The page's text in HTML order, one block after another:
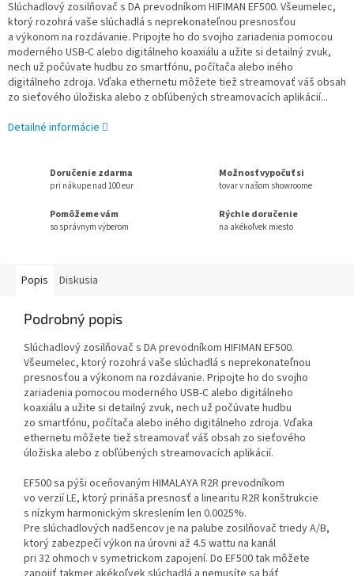
Slúchadlový zosilňovač s DA prevodníkom HIFIMAN EF500. Všeumelec,
ktorý rozohrá vaše slúchadlá s neprekonateľnou presnosťou
a výkonom na rozdávanie. Pripojte ho do svojho zariadenia pomocou
moderného USB-C alebo digitálneho koaxiálu a užite si detailný zvuk,
nech už počúvate hudbu zo smartfónu, počítača alebo iného
digitálneho zdroja. Vďaka ethernetu môžete tiež streamovať váš obsah
zo sieťového úložiska alebo z obľúbených streamovacích aplikácií...
Detailné informácie
Doručenie zdarma
pri nákupe nad 100 eur
Možnosť vypočuť si
tovar v našom showroome
Pomôžeme vám
so správnym výberom
Rýchle doručenie
na akékoľvek miesto
Popis Diskusia
Podrobný popis
Slúchadlový zosilňovač s DA prevodníkom HIFIMAN EF500.
Všeumelec, ktorý rozohrá vaše slúchadlá s neprekonateľnou
presnosťou a výkonom na rozdávanie. Pripojte ho do svojho
zariadenia pomocou moderného USB-C alebo digitálneho
koaxiálu a užite si detailný zvuk, nech už počúvate hudbu
zo smartfónu, počítača alebo iného digitálneho zdroja. Vďaka
ethernetu môžete tiež streamovať váš obsah zo sieťového
úložiska alebo z obľúbených streamovacích aplikácií.
EF500 sa pýši oceňovaným HIMALAYA R2R prevodníkom
vo verzií LE, ktorý prináša presnosť a linearitu R2R konštrukcie
s nízkym harmonickým skreslením len 0.0025%.
Pre slúchadlových nadšencov je na palube zosilňovač triedy A/B,
ktorý zabezpečí výkon na úrovni až 4.5 wattu na kanál
pri 32 ohmoch v symetrickom zapojení. Do EF500 tak môžete